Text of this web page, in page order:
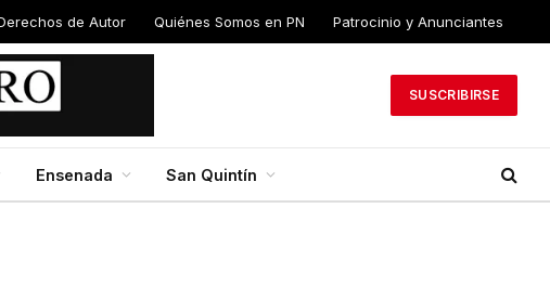
de Autor Quiénes Somos en PN Patrocinio y Anunciantes
SUSCRIBIRSE
Ensenada San Quintín